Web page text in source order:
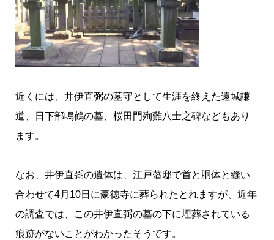
近くには、井伊直弼の墓守として生涯を終えた遠城謙
道、日下部鳴鶴の墓、桜田門殉難八士之碑などもあり
ます。
なお、井伊直弼の遺体は、江戸藩邸で首と胴体と縫い
合わせて4月10日に豪徳寺に葬られたとれますが、近年
の調査では、この井伊直弼の墓の下に埋葬されている
痕跡がないことがわかったそうです。